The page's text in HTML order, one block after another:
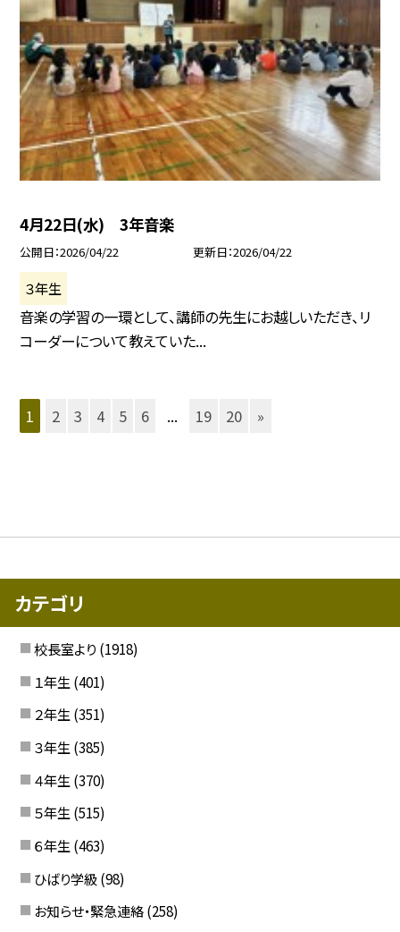
4月22日(水) 3年音楽
公開日 2026/04/22 更新日 2026/04/22
３年生
音楽の学習の一環として、講師の先生にお越しいただき、リ
コーダーについて教えていた...
1 2 3 4 5 6 ... 19 20 »
カテゴリ
校長室より (1918)
１年生 (401)
２年生 (351)
３年生 (385)
４年生 (370)
５年生 (515)
６年生 (463)
ひばり学級 (98)
お知らせ・緊急連絡 (258)